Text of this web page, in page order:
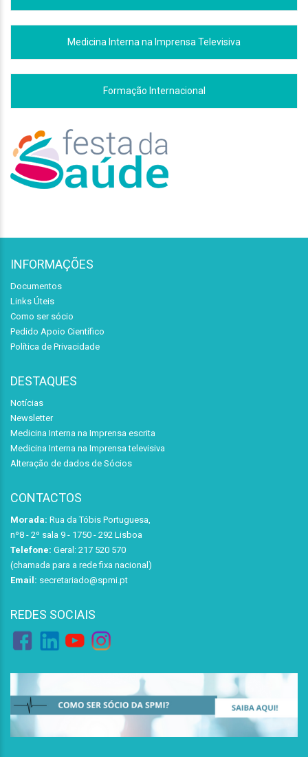
Medicina Interna na Imprensa Televisiva
Formação Internacional
INFORMAÇÕES
Documentos
Links Úteis
Como ser sócio
Pedido Apoio Científico
Política de Privacidade
DESTAQUES
Notícias
Newsletter
Medicina Interna na Imprensa escrita
Medicina Interna na Imprensa televisiva
Alteração de dados de Sócios
CONTACTOS
Morada: Rua da Tóbis Portuguesa,
nº8 - 2º sala 9 - 1750 - 292 Lisboa
Telefone: Geral: 217 520 570
(chamada para a rede fixa nacional)
Email: secretariado@spmi.pt
REDES SOCIAIS